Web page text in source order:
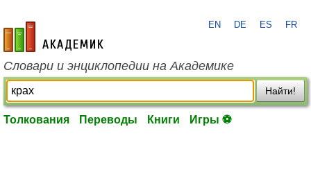
academic.ru
EN DE ES FR
Словари и энциклопедии на Академике
Найти!
Толкования Переводы Книги Игры ⚽